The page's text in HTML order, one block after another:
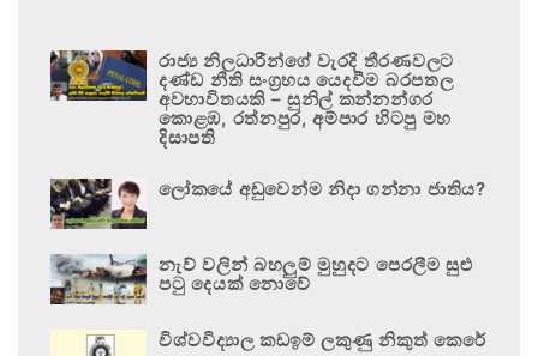
රාජ්‍ය නිලධාරීන්ගේ වැරදි තීරණවලට
දණ්ඩ නීති සංග්‍රහය යෙදවීම බරපතල
අවභාවිතයකි – සුනිල් කන්නන්ගර
කොළඹ, රත්නපුර, අම්පාර හිටපු මහ
දිසාපති
ලෝකයේ අඩුවෙන්ම නිදා ගන්නා ජාතිය?
නැව් වලින් බහලුම් මුහුදට පෙරලීම සුළු
පටු දෙයක් නොවේ
විශ්වවිද්‍යාල කඩඉම් ලකුණු නිකුත් කෙරේ